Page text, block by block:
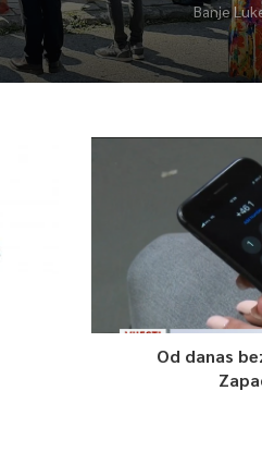
Banje
Od danas